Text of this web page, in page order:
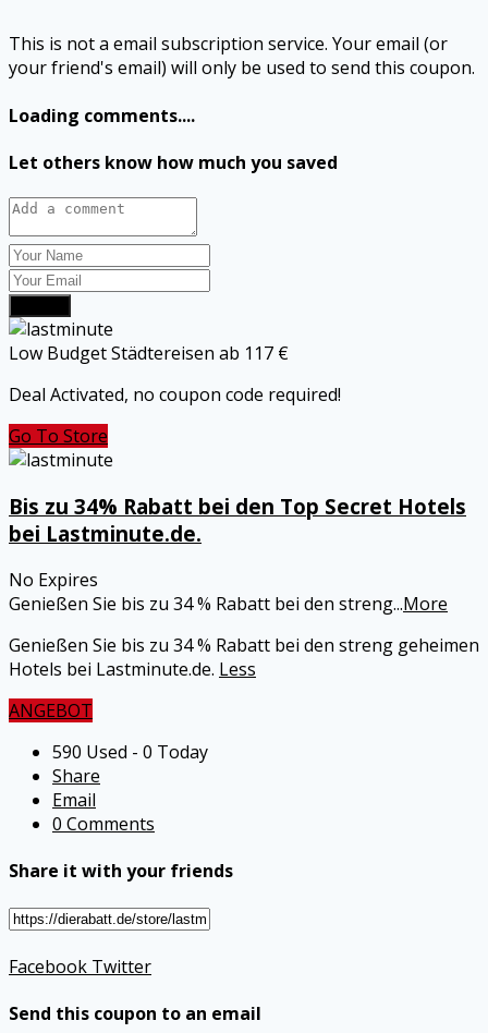
This is not a email subscription service. Your email (or
your friend's email) will only be used to send this coupon.
Loading comments....
Let others know how much you saved
Low Budget Städtereisen ab 117 €
Deal Activated, no coupon code required!
Go To Store
Bis zu 34% Rabatt bei den Top Secret Hotels
bei Lastminute.de.
No Expires
Genießen Sie bis zu 34 % Rabatt bei den streng...More
Genießen Sie bis zu 34 % Rabatt bei den streng geheimen
Hotels bei Lastminute.de. Less
ANGEBOT
590 Used - 0 Today
Share
Email
0 Comments
Share it with your friends
Facebook Twitter
Send this coupon to an email